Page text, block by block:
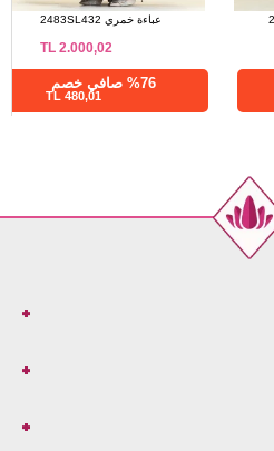
معطف بترولي 2190EDM718
2.479,08
TL
594,98 TL